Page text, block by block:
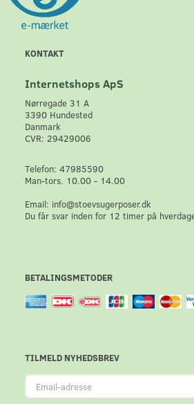
KONTAKT
Internetshops ApS
Nørregade 31 A
3390 Hundested
Danmark
CVR: 29429006
Telefon: 47985590
Man-tors. 10.00 - 14.00
Email: info@stoevsugerposer.dk
Du får svar inden for 12 timer på
BETALINGSMETODER
TILMELD NYHEDSBREV
Email-
adresse